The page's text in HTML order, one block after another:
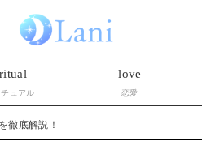
ュアル
love
恋愛
徹底解説！